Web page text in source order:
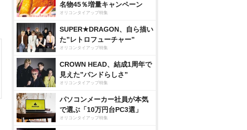
名物45％増量キャンペーン
オリコンタイアップ特集
SUPER★DRAGON、自ら描い
た”レトロフューチャー”
オリコンタイアップ特集
CROWN HEAD、結成1周年で
見えた”バンドらしさ”
オリコンタイアップ特集
パソコンメーカー社員が本気
で選ぶ「10万円台PC3選」
オリコンタイアップ特集